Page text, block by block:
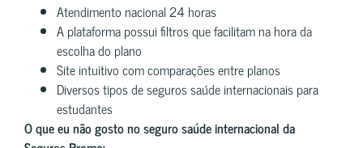
Atendimento nacional 24 horas
A plataforma possui filtros que facilitam na hora da
escolha do plano
Site intuitivo com comparações entre planos
Diversos tipos de seguros saúde internacionais para
estudantes
O que eu não gosto no seguro saúde internacional da